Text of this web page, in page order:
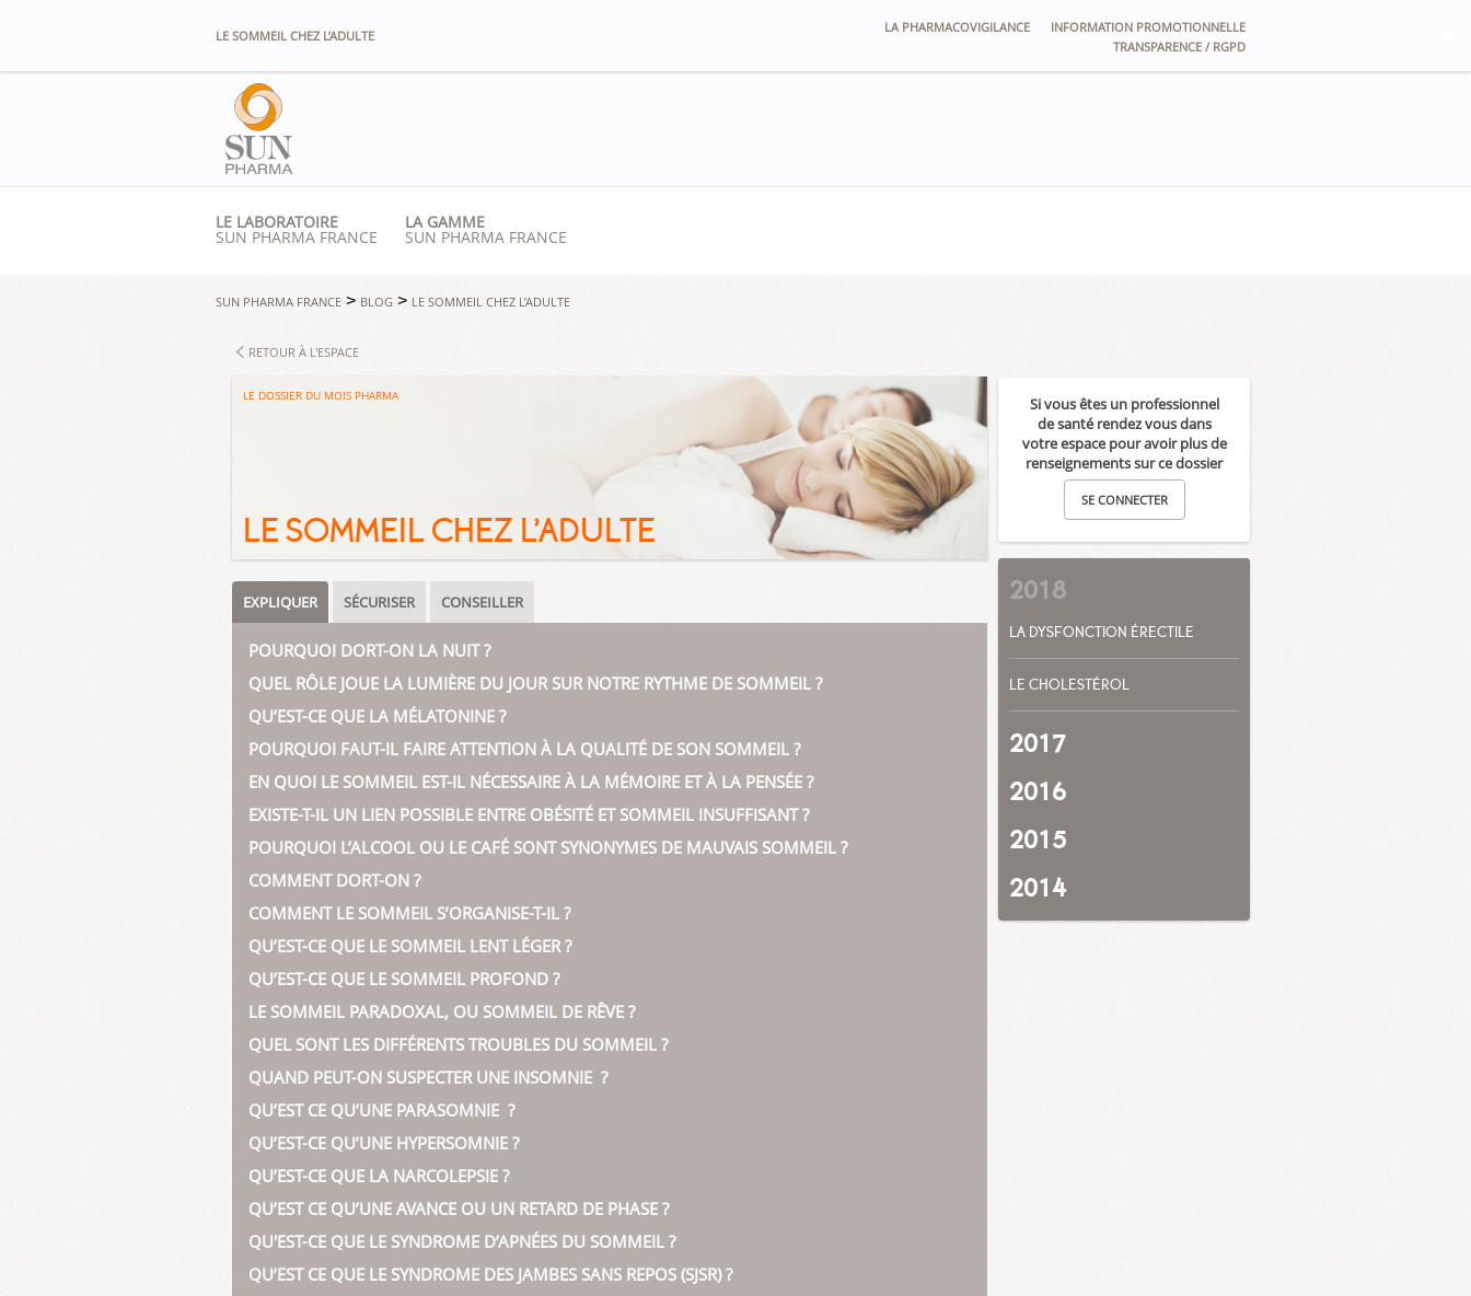
LE SOMMEIL CHEZ L’ADULTE
LA PHARMACOVIGILANCE
INFORMATION PROMOTIONNELLE
TRANSPARENCE / RGPD
LE LABORATOIRE
SUN PHARMA FRANCE
LA GAMME
SUN PHARMA FRANCE
SUN PHARMA FRANCE > BLOG > LE SOMMEIL CHEZ L’ADULTE
RETOUR À L'ESPACE
LE DOSSIER DU MOIS PHARMA
LE SOMMEIL CHEZ L’ADULTE
EXPLIQUER SÉCURISER CONSEILLER
POURQUOI DORT-ON LA NUIT ?
QUEL RÔLE JOUE LA LUMIÈRE DU JOUR SUR NOTRE RYTHME DE SOMMEIL ?
QU’EST-CE QUE LA MÉLATONINE ?
POURQUOI FAUT-IL FAIRE ATTENTION À LA QUALITÉ DE SON SOMMEIL ?
EN QUOI LE SOMMEIL EST-IL NÉCESSAIRE À LA MÉMOIRE ET À LA PENSÉE ?
EXISTE-T-IL UN LIEN POSSIBLE ENTRE OBÉSITÉ ET SOMMEIL INSUFFISANT ?
POURQUOI L’ALCOOL OU LE CAFÉ SONT SYNONYMES DE MAUVAIS SOMMEIL ?
COMMENT DORT-ON ?
COMMENT LE SOMMEIL S’ORGANISE-T-IL ?
QU’EST-CE QUE LE SOMMEIL LENT LÉGER ?
QU’EST-CE QUE LE SOMMEIL PROFOND ?
LE SOMMEIL PARADOXAL, OU SOMMEIL DE RÊVE ?
QUEL SONT LES DIFFÉRENTS TROUBLES DU SOMMEIL ?
QUAND PEUT-ON SUSPECTER UNE INSOMNIE ?
QU’EST CE QU’UNE PARASOMNIE ?
QU’EST-CE QU’UNE HYPERSOMNIE ?
QU’EST-CE QUE LA NARCOLEPSIE ?
QU’EST CE QU’UNE AVANCE OU UN RETARD DE PHASE ?
QU'EST-CE QUE LE SYNDROME D’APNÉES DU SOMMEIL ?
QU’EST CE QUE LE SYNDROME DES JAMBES SANS REPOS (SJSR) ?
Si vous êtes un professionnel
de santé rendez vous dans
votre espace pour avoir plus de
renseignements sur ce dossier
SE CONNECTER
2018
LA DYSFONCTION ÉRECTILE
LE CHOLESTÉROL
2017
2016
2015
2014